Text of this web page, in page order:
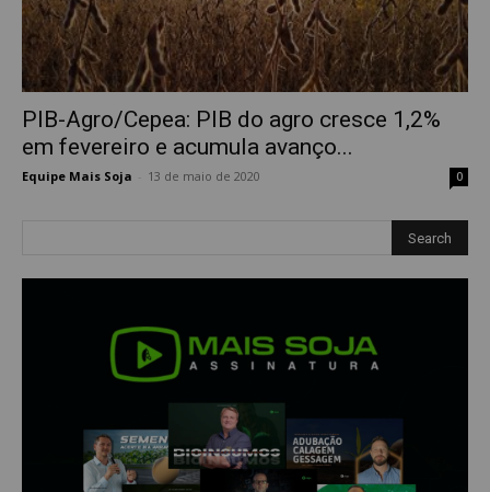
PIB-Agro/Cepea: PIB do agro cresce 1,2%
em fevereiro e acumula avanço...
Equipe Mais Soja 13 de maio de 2020 0